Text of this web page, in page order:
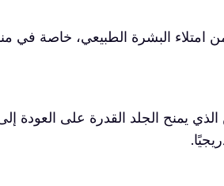
البشرة الطبيعي، خاصة في
الذي يمنح الجلد القدرة على